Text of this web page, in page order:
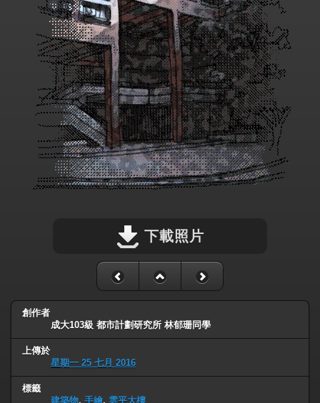
下載照片
創作者
成大103級 都市計劃研究所 林郁珊同學
上傳於
星期一 25 七月 2016
標籤
建築物, 手繪, 雲平大樓